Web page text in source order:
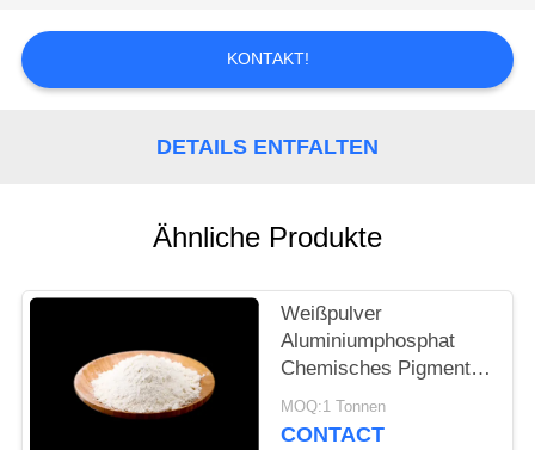
UM
EIN
ANGEBOT
PRIVACY
KONTAKT!
DETAILS ENTFALTEN
Ähnliche Produkte
Weißpulver
Aluminiumphosphat
Chemisches Pigment
für die Passivierung
der Metalloberfläche
MOQ:1 Tonnen
CONTACT